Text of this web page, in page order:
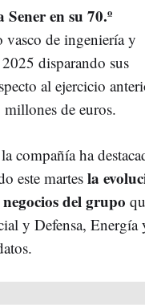
en su 70.º
de ingeniería y
disparando sus
al ejercicio
millones de euros.
compañía ha
este martesla
del grupo
y Defensa,